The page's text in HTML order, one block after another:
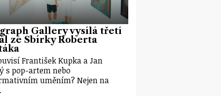
Gallery vysílá třetí
ze Sbírky Roberta
František Kupka a Jan
s pop-artem nebo
uměním? Nejen na